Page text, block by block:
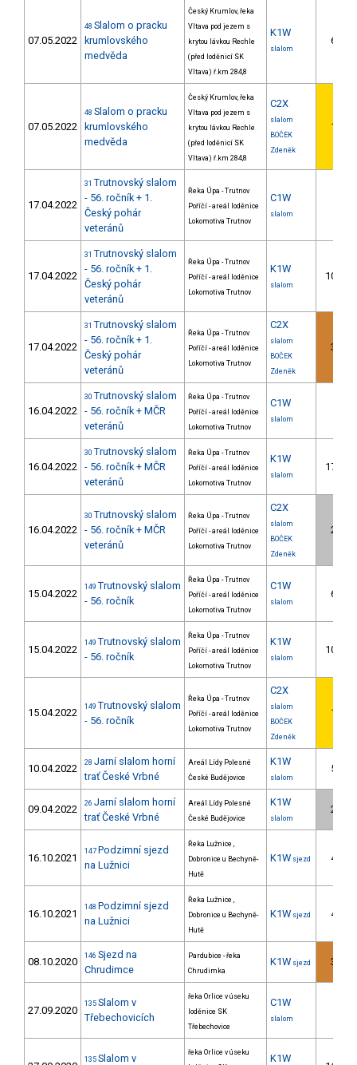
07.05.2022
48 Slalom o pracku
krumlovského
medvěda
Český Krumlov, řeka
Vltava pod jezem s
krytou lávkou Rechle
(před loděnicí SK
Vltava) ř.km 284,8
K1W
slalom
6.
07.05.2022
48 Slalom o pracku
krumlovského
medvěda
Český Krumlov, řeka
Vltava pod jezem s
krytou lávkou Rechle
(před loděnicí SK
Vltava) ř.km 284,8
C2X
slalom
BOČEK
Zdeněk
1.
17.04.2022
31 Trutnovský slalom
- 56. ročník + 1.
Český pohár
veteránů
Řeka Úpa - Trutnov
Poříčí - areál loděnice
Lokomotiva Trutnov
C1W
slalom
17.04.2022
31 Trutnovský slalom
- 56. ročník + 1.
Český pohár
veteránů
Řeka Úpa - Trutnov
Poříčí - areál loděnice
Lokomotiva Trutnov
K1W
slalom
10.
17.04.2022
31 Trutnovský slalom
- 56. ročník + 1.
Český pohár
veteránů
Řeka Úpa - Trutnov
Poříčí - areál loděnice
Lokomotiva Trutnov
C2X
slalom
BOČEK
Zdeněk
3.
16.04.2022
30 Trutnovský slalom
- 56. ročník + MČR
veteránů
Řeka Úpa - Trutnov
Poříčí - areál loděnice
Lokomotiva Trutnov
C1W
slalom
16.04.2022
30 Trutnovský slalom
- 56. ročník + MČR
veteránů
Řeka Úpa - Trutnov
Poříčí - areál loděnice
Lokomotiva Trutnov
K1W
slalom
17.
16.04.2022
30 Trutnovský slalom
- 56. ročník + MČR
veteránů
Řeka Úpa - Trutnov
Poříčí - areál loděnice
Lokomotiva Trutnov
C2X
slalom
BOČEK
Zdeněk
2.
15.04.2022
149 Trutnovský slalom
- 56. ročník
Řeka Úpa - Trutnov
Poříčí - areál loděnice
Lokomotiva Trutnov
C1W
slalom
6.
15.04.2022
149 Trutnovský slalom
- 56. ročník
Řeka Úpa - Trutnov
Poříčí - areál loděnice
Lokomotiva Trutnov
K1W
slalom
10.
15.04.2022 149 Trutnovský slalom
- 56. ročník
Řeka Úpa - Trutnov
Poříčí - areál loděnice
Lokomotiva Trutnov
C2X
slalom
BOČEK
Zdeněk
1.
10.04.2022 28 Jarní slalom horní
trať České Vrbné
Areál Lídy Polesné
České Budějovice
K1W
slalom
5.
09.04.2022 26 Jarní slalom horní
trať České Vrbné
Areál Lídy Polesné
České Budějovice
K1W
slalom
2.
16.10.2021
147 Podzimní sjezd
na Lužnici
Řeka Lužnice ,
Dobronice u Bechyně-
Hutě
K1W sjezd 4.
16.10.2021
148 Podzimní sjezd
na Lužnici
Řeka Lužnice ,
Dobronice u Bechyně-
Hutě
K1W sjezd 4.
08.10.2020 146 Sjezd na
Chrudimce
Pardubice - řeka
Chrudimka
K1W sjezd 3.
27.09.2020
135 Slalom v
Třebechovicích
řeka Orlice v úseku
loděnice SK
Třebechovice
C1W
slalom
135 Slalom v
řeka Orlice v úseku
K1W